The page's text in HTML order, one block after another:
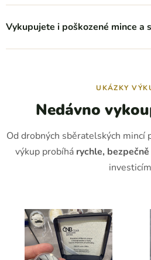
Vykupujete i poškozené mince a
UKÁZKY
Nedávno
Od drobných sběratelských mincí
výkup probíhá rychle,